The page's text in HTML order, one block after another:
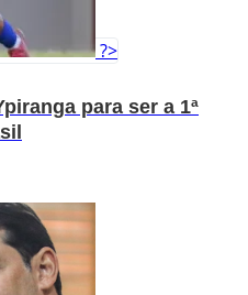
?>
para ser a 1ª